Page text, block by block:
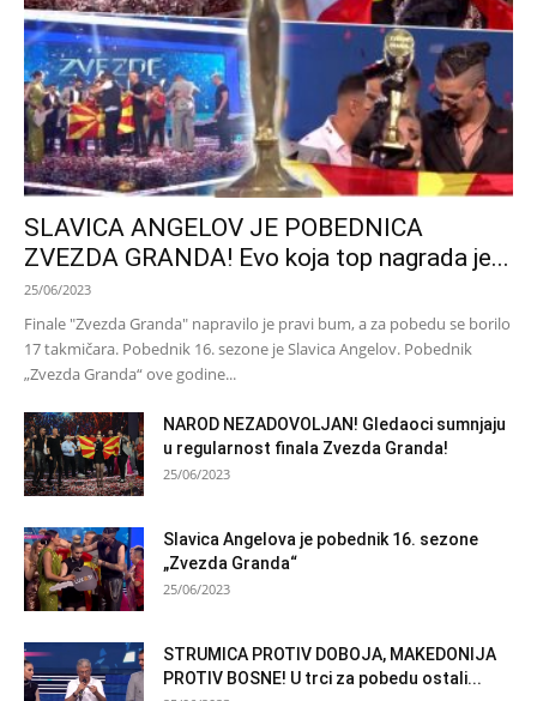
SLAVICA ANGELOV JE POBEDNICA
ZVEZDA GRANDA! Evo koja top nagrada je...
25/06/2023
Finale "Zvezda Granda" napravilo je pravi bum, a za pobedu se borilo
17 takmičara. Pobednik 16. sezone je Slavica Angelov. Pobednik
„Zvezda Granda“ ove godine...
NAROD NEZADOVOLJAN! Gledaoci sumnjaju
u regularnost finala Zvezda Granda!
25/06/2023
Slavica Angelova je pobednik 16. sezone
„Zvezda Granda“
25/06/2023
STRUMICA PROTIV DOBOJA, MAKEDONIJA
PROTIV BOSNE! U trci za pobedu ostali...